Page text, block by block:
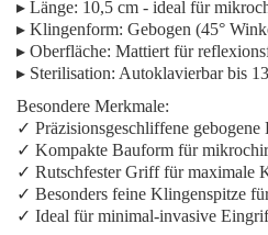
▸ Länge: 10,5 cm - ideal für
▸ Klingenform: Gebogen (45°
▸ Oberfläche: Mattiert für
▸ Sterilisation: Autoklavierbar bis
Besondere Merkmale:
✓ Präzisionsgeschliffene
✓ Kompakte Bauform für
✓ Rutschfester Griff für maximale
✓ Besonders feine Klingenspitze
✓ Ideal für minimal-invasive